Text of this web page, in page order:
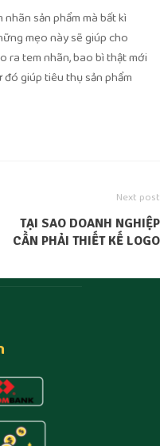
sản phẩm mà bất kì
mẹo này sẽ giúp cho
ra tem nhãn, bao bì thật mới
giúp tiêu thụ sản phẩm
Next post
TẠI SAO DOANH NGHIỆP
CẦN PHẢI THIẾT KẾ LOGO